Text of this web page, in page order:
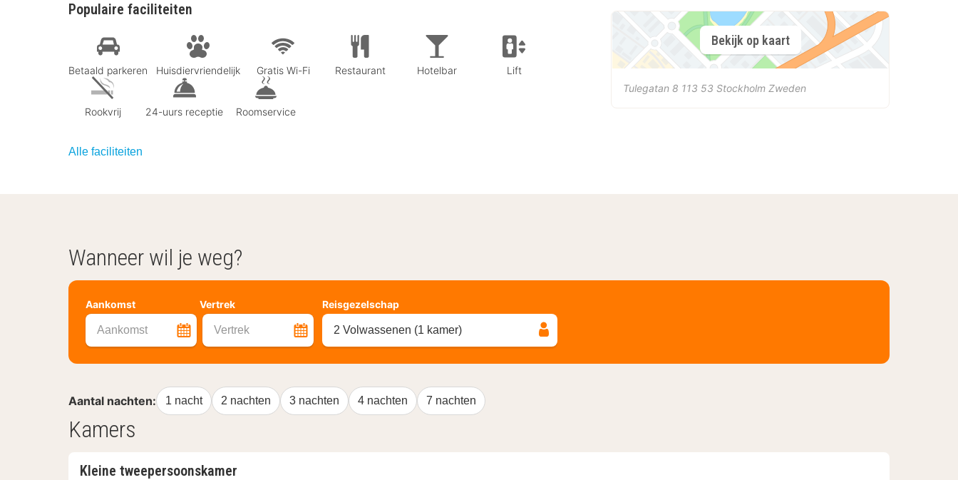
Populaire faciliteiten
Betaald parkeren Huisdiervriendelijk Gratis Wi-Fi Restaurant Hotelbar Lift
Rookvrij 24-uurs receptie Roomservice
Alle faciliteiten
Bekijk op kaart
Tulegatan 8 113 53 Stockholm Zweden
Wanneer wil je weg?
Aankomst Vertrek
Aankomst Vertrek
Reisgezelschap
2 Volwassenen (1 kamer)
Aantal nachten: 1 nacht 2 nachten 3 nachten 4 nachten 7 nachten
Kamers
Kleine tweepersoonskamer